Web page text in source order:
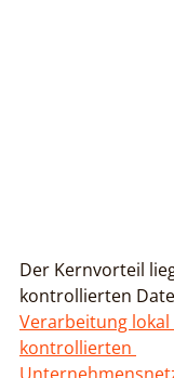
Der Kernvorteil
kontrollierten
Verarbeitung
kontrollierten